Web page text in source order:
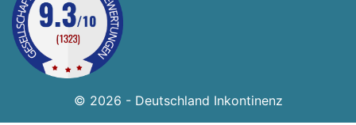
© 2026 - Deutschland Inkontinenz